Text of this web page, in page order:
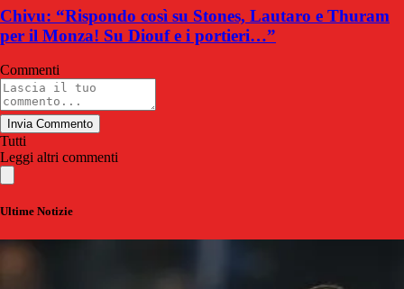
Chivu: “Rispondo così su Stones, Lautaro e Thuram
per il Monza! Su Diouf e i portieri…”
Commenti
Invia Commento
Tutti
Leggi altri commenti
Ultime Notizie